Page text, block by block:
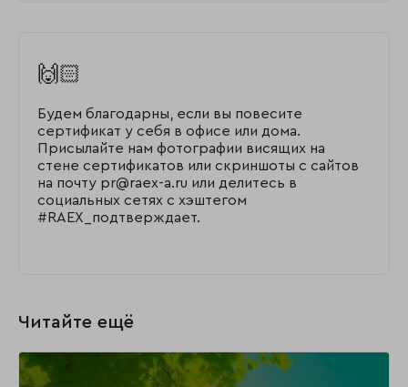
🙌🏻
Будем благодарны, если вы повесите
сертификат у себя в офисе или дома.
Присылайте нам фотографии висящих на
стене сертификатов или скриншоты с сайтов
на почту pr@raex-a.ru или делитесь в
социальных сетях с хэштегом
#RAEX_подтверждает.
Читайте ещё